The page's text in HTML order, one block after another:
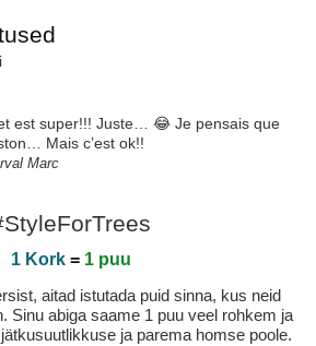
est super!!! Juste… 😂 Je pensais que
Mais c’est ok!!
Marc
1 Kork = 1 puu
aitad istutada puid sinna, kus neid
Sinu abiga saame 1 puu veel rohkem ja
ja parema homse poole.